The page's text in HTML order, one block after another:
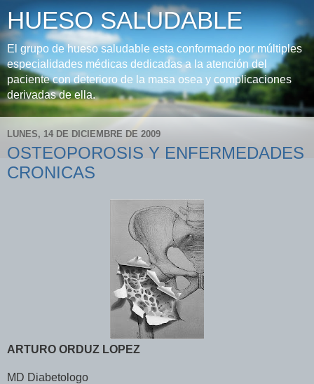
HUESO SALUDABLE
El grupo de hueso saludable esta conformado por múltiples
especialidades médicas dedicadas a la atención del
paciente con deterioro de la masa osea y complicaciones
derivadas de ella.
LUNES, 14 DE DICIEMBRE DE 2009
OSTEOPOROSIS Y ENFERMEDADES
CRONICAS
ARTURO ORDUZ LOPEZ
MD Diabetologo